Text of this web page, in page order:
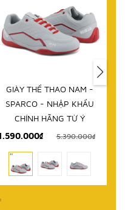
DÉP NAM - SPARCO - NHẬP
KHẨU CHÍNH HÃNG TỪ Ý
999.000₫ 2.580.000₫